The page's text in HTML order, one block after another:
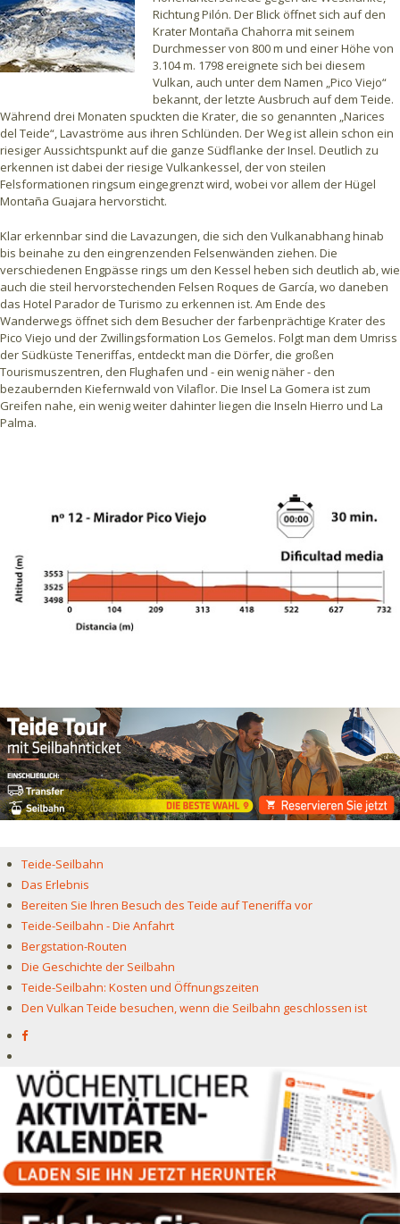
Teide-Seilbahn
Das Erlebnis
Bereiten Sie Ihren Besuch des Teide auf Teneriffa vor
Teide-Seilbahn - Die Anfahrt
Bergstation-Routen
Die Geschichte der Seilbahn
Teide-Seilbahn: Kosten und Öffnungszeiten
Den Vulkan Teide besuchen, wenn die Seilbahn geschlossen ist
Richtung Pilón. Der Blick öffnet sich auf den
Krater Montaña Chahorra mit seinem
Durchmesser von 800 m und einer Höhe von
3.104 m. 1798 ereignete sich bei diesem
Vulkan, auch unter dem Namen „Pico Viejo“
bekannt, der letzte Ausbruch auf dem Teide.
Während drei Monaten spuckten die Krater, die so genannten „Narices
del Teide“, Lavaströme aus ihren Schlünden. Der Weg ist allein schon ein
riesiger Aussichtspunkt auf die ganze Südflanke der Insel. Deutlich zu
erkennen ist dabei der riesige Vulkankessel, der von steilen
Felsformationen ringsum eingegrenzt wird, wobei vor allem der Hügel
Montaña Guajara hervorsticht.
Klar erkennbar sind die Lavazungen, die sich den Vulkanabhang hinab
bis beinahe zu den eingrenzenden Felsenwänden ziehen. Die
verschiedenen Engpässe rings um den Kessel heben sich deutlich ab, wie
auch die steil hervorstechenden Felsen Roques de García, wo daneben
das Hotel Parador de Turismo zu erkennen ist. Am Ende des
Wanderwegs öffnet sich dem Besucher der farbenprächtige Krater des
Pico Viejo und der Zwillingsformation Los Gemelos. Folgt man dem Umriss
der Südküste Teneriffas, entdeckt man die Dörfer, die großen
Tourismuszentren, den Flughafen und - ein wenig näher - den
bezaubernden Kiefernwald von Vilaflor. Die Insel La Gomera ist zum
Greifen nahe, ein wenig weiter dahinter liegen die Inseln Hierro und La
Palma.